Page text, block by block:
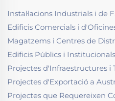
Instal·lacions Industrials i de
Edificis Comercials i
Magatzems i Centres de
Edificis Públics i Institucionals
Projectes d'Infraestructures i
Projectes d'Exportació a
Projectes que Requereixen